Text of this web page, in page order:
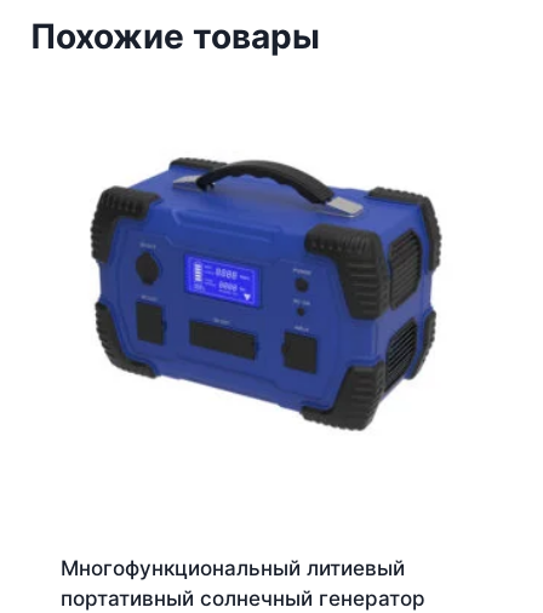
Похожие товары
Многофункциональный литиевый
портативный солнечный генератор